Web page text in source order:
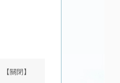
【關閉】